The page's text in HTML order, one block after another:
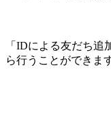
「IDによる友だち
ら行うことができま